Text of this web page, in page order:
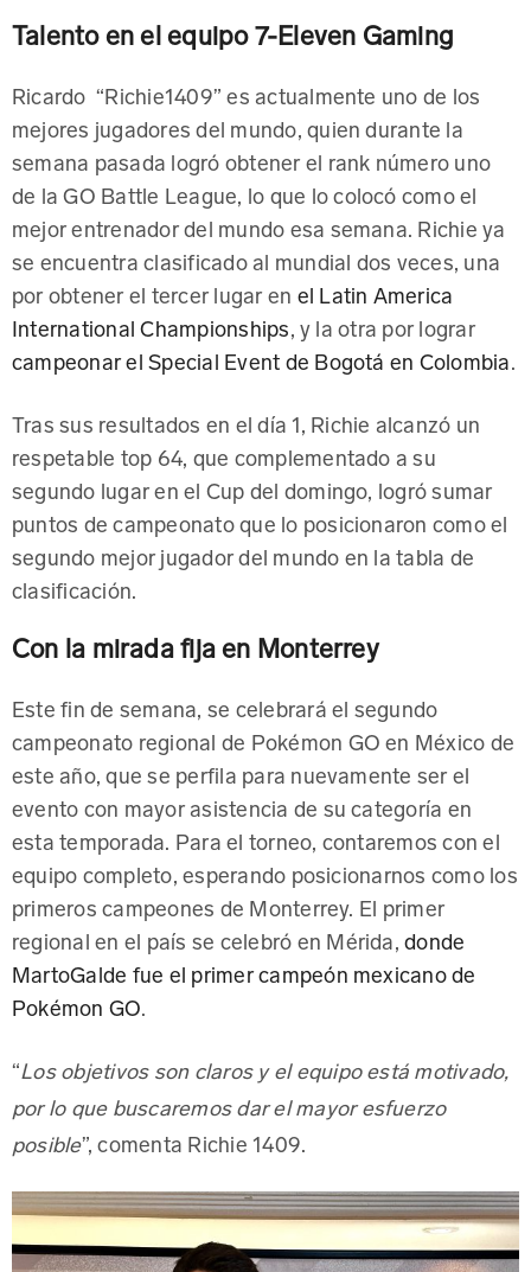
Talento en el equipo 7-Eleven Gaming
Ricardo “Richie1409” es actualmente uno de los
mejores jugadores del mundo, quien durante la
semana pasada logró obtener el rank número uno
de la GO Battle League, lo que lo colocó como el
mejor entrenador del mundo esa semana. Richie ya
se encuentra clasificado al mundial dos veces, una
por obtener el tercer lugar en el Latin America
International Championships , y la otra por lograr
campeonar el Special Event de Bogotá en Colombia
Tras sus resultados en el día 1, Richie alcanzó un
respetable top 64, que complementado a su
segundo lugar en el Cup del domingo, logró sumar
puntos de campeonato que lo posicionaron como el
segundo mejor jugador del mundo en la tabla de
clasificación.
Con la mirada fija en Monterrey
Este fin de semana, se celebrará el segundo
campeonato regional de Pokémon GO en México de
este año, que se perfila para nuevamente ser el
evento con mayor asistencia de su categoría en
esta temporada. Para el torneo, contaremos con el
equipo completo, esperando posicionarnos como los
primeros campeones de Monterrey. El primer
regional en el país se celebró en Mérida,donde
MartoGalde fue el primer campeón mexicano de
Pokémon GO
“Los objetivos son claros y el equipo está motivado,
por lo que buscaremos dar el mayor esfuerzo
posible”, comenta Richie 1409.